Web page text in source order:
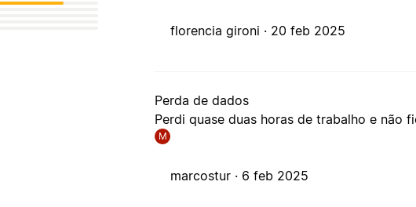
florencia gironi · 20 feb 2025
Perda de dados
Perdi quase duas horas de trabalho e não
M
marcostur · 6 feb 2025